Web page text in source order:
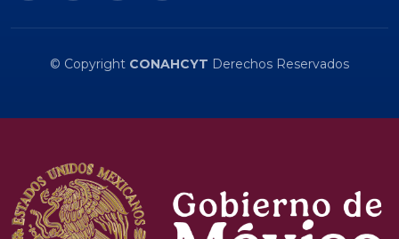
© Copyright CONAHCYT Derechos Reservados